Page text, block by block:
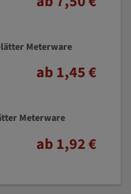
Meterware
ab 1,45 €
Meterware
ab 1,92 €